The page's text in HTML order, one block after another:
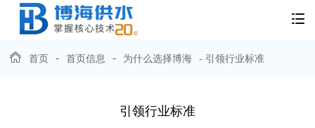
首页 - 首页信息 - 为什么选择博海 - 引领行业标准
引领行业标准